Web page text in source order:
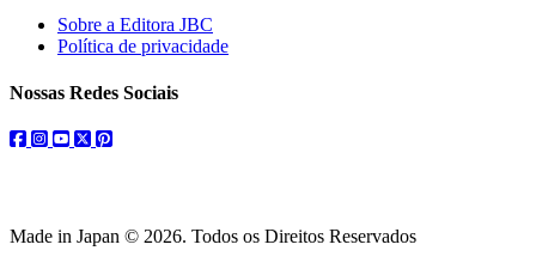
Sobre a Editora JBC
Política de privacidade
Nossas Redes Sociais
facebook
instagram
youtube
twitterpinterest
Made in Japan © 2026. Todos os Direitos Reservados